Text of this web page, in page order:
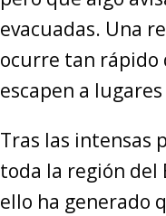
evacuadas. Una
ocurre tan rápido
escapen a
Tras las intensas
toda la región del
ello ha generado